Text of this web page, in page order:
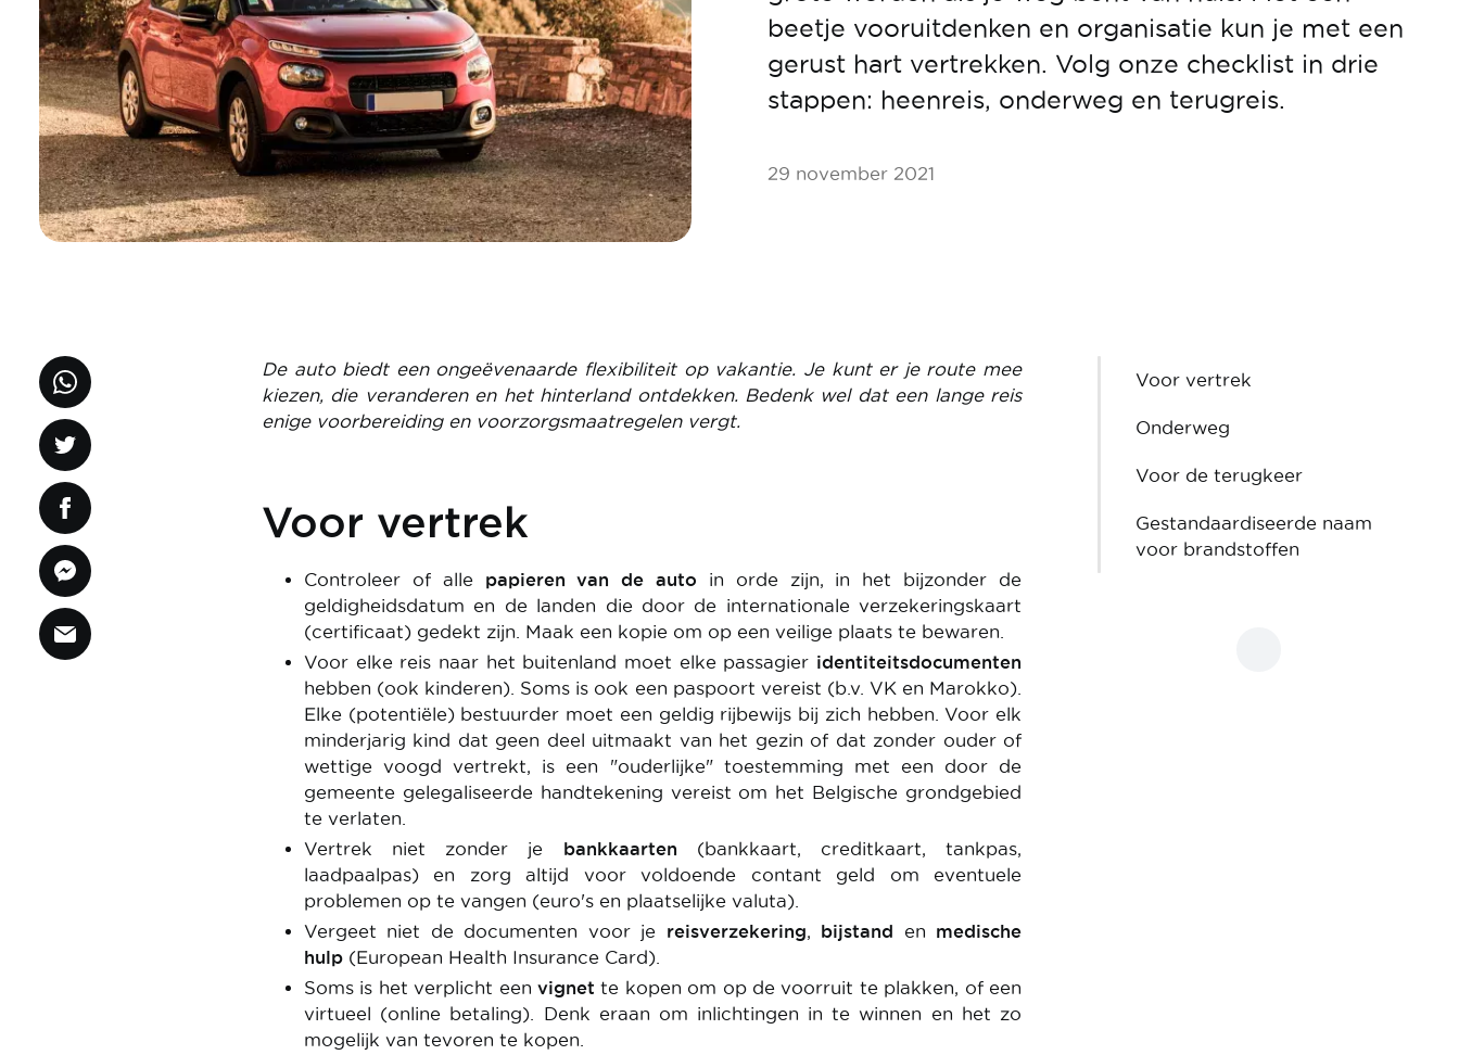
beetje vooruitdenken en organisatie kun je met een
gerust hart vertrekken. Volg onze checklist in drie
stappen: heenreis, onderweg en terugreis.
29 november 2021
De auto biedt een ongeëvenaarde flexibiliteit op vakantie. Je kunt er je route mee
kiezen, die veranderen en het hinterland ontdekken. Bedenk wel dat een lange reis
enige voorbereiding en voorzorgsmaatregelen vergt.
Voor vertrek
Controleer of alle papieren van de auto in orde zijn, in het bijzonder de
geldigheidsdatum en de landen die door de internationale verzekeringskaart
(certificaat) gedekt zijn. Maak een kopie om op een veilige plaats te bewaren.
Voor elke reis naar het buitenland moet elke passagier identiteitsdocumenten
hebben (ook kinderen). Soms is ook een paspoort vereist (b.v. VK en Marokko).
Elke (potentiële) bestuurder moet een geldig rijbewijs bij zich hebben. Voor elk
minderjarig kind dat geen deel uitmaakt van het gezin of dat zonder ouder of
wettige voogd vertrekt, is een "ouderlijke" toestemming met een door de
gemeente gelegaliseerde handtekening vereist om het Belgische grondgebied
te verlaten.
Vertrek niet zonder je bankkaarten (bankkaart, creditkaart, tankpas,
laadpaalpas) en zorg altijd voor voldoende contant geld om eventuele
problemen op te vangen (euro's en plaatselijke valuta).
Vergeet niet de documenten voor je reisverzekering, bijstand en medische
hulp (European Health Insurance Card).
Soms is het verplicht een vignette kopen om op de voorruit te plakken, of een
virtueel (online betaling). Denk eraan om inlichtingen in te winnen en het zo
mogelijk van tevoren te kopen.
Voor vertrek
Onderweg
Voor de terugkeer
Gestandaardiseerde naam
voor brandstoffen